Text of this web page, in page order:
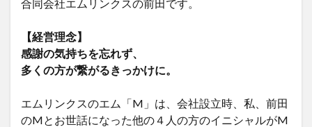
合同会社エムリンクスの前田です。
【経営理念】
感謝の気持ちを忘れず、
多くの方が繋がるきっかけに。
エムリンクスのエム「M」は、会社設立時、私、前田
のMとお世話になった他の４人の方のイニシャルがM